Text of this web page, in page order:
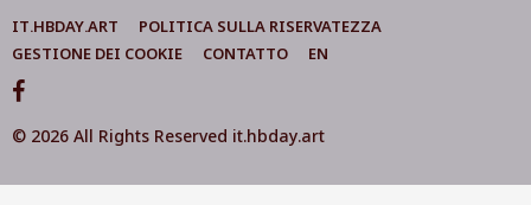
IT.HBDAY.ART
POLITICA SULLA RISERVATEZZA
GESTIONE DEI COOKIE
CONTATTO EN
© 2026 All Rights Reserved it.hbday.art